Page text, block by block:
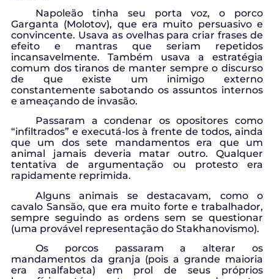
Napoleão tinha seu porta voz, o porco
Garganta (Molotov), que era muito persuasivo e
convincente. Usava as ovelhas para criar frases de
efeito e mantras que seriam repetidos
incansavelmente. Também usava a estratégia
comum dos tiranos de manter sempre o discurso
de que existe um inimigo externo
constantemente sabotando os assuntos internos
e ameaçando de invasão.
Passaram a condenar os opositores como
“infiltrados” e executá-los à frente de todos, ainda
que um dos sete mandamentos era que um
animal jamais deveria matar outro. Qualquer
tentativa de argumentação ou protesto era
rapidamente reprimida.
Alguns animais se destacavam, como o
cavalo Sansão, que era muito forte e trabalhador,
sempre seguindo as ordens sem se questionar
(uma provável representação do Stakhanovismo).
Os porcos passaram a alterar os
mandamentos da granja (pois a grande maioria
era analfabeta) em prol de seus próprios